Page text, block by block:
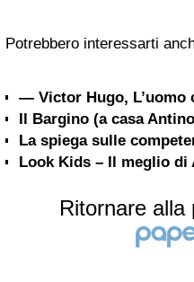
Potrebbero interessarti
— Victor Hugo, L’uomo
Il Bargino (a casa
La spiega sulle
Look Kids – Il meglio di
Ritornare alla